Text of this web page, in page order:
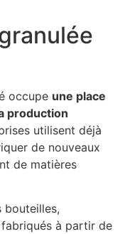
occupe une place
production
utilisent déjà
de nouveaux
de matières
bouteilles,
à partir de